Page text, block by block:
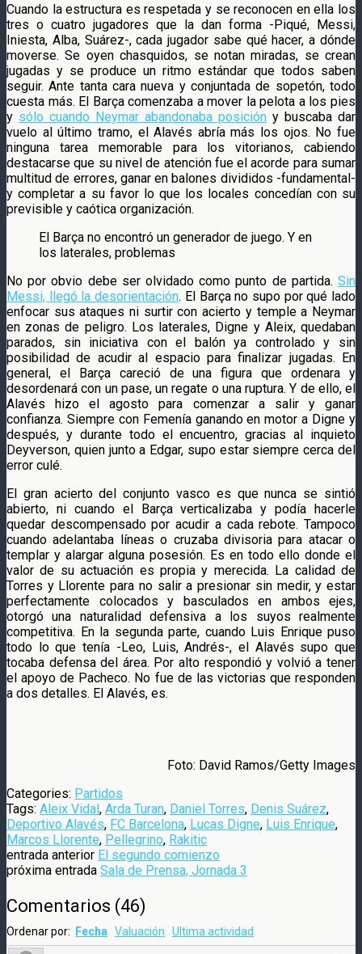
Cuando la estructura es respetada y se reconocen en ella los
tres o cuatro jugadores que la dan forma -Piqué, Messi,
Iniesta, Alba, Suárez-, cada jugador sabe qué hacer, a dónde
moverse. Se oyen chasquidos, se notan miradas, se crean
jugadas y se produce un ritmo estándar que todos saben
seguir. Ante tanta cara nueva y conjuntada de sopetón, todo
cuesta más. El Barça comenzaba a mover la pelota a los pies
y sólo cuando Neymar abandonaba posición y buscaba dar
vuelo al último tramo, el Alavés abría más los ojos. No fue
ninguna tarea memorable para los vitorianos, cabiendo
destacarse que su nivel de atención fue el acorde para sumar
multitud de errores, ganar en balones divididos -fundamental-
y completar a su favor lo que los locales concedían con su
previsible y caótica organización.
El Barça no encontró un generador de juego. Y en
los laterales, problemas
No por obvio debe ser olvidado como punto de partida. Sin
Messi, llegó la desorientación. El Barça no supo por qué lado
enfocar sus ataques ni surtir con acierto y temple a Neymar
en zonas de peligro. Los laterales, Digne y Aleix, quedaban
parados, sin iniciativa con el balón ya controlado y sin
posibilidad de acudir al espacio para finalizar jugadas. En
general, el Barça careció de una figura que ordenara y
desordenará con un pase, un regate o una ruptura. Y de ello, el
Alavés hizo el agosto para comenzar a salir y ganar
confianza. Siempre con Femenía ganando en motor a Digne y
después, y durante todo el encuentro, gracias al inquieto
Deyverson, quien junto a Edgar, supo estar siempre cerca del
error culé.
El gran acierto del conjunto vasco es que nunca se sintió
abierto, ni cuando el Barça verticalizaba y podía hacerle
quedar descompensado por acudir a cada rebote. Tampoco
cuando adelantaba líneas o cruzaba divisoria para atacar o
templar y alargar alguna posesión. Es en todo ello donde el
valor de su actuación es propia y merecida. La calidad de
Torres y Llorente para no salir a presionar sin medir, y estar
perfectamente colocados y basculados en ambos ejes,
otorgó una naturalidad defensiva a los suyos realmente
competitiva. En la segunda parte, cuando Luis Enrique puso
todo lo que tenía -Leo, Luis, Andrés-, el Alavés supo que
tocaba defensa del área. Por alto respondió y volvió a tener
el apoyo de Pacheco. No fue de las victorias que responden
a dos detalles. El Alavés, es.
Foto: David Ramos/Getty Images
Categories: Partidos
Tags: Aleix Vidal, Arda Turan, Daniel Torres, Denis Suárez,
Deportivo Alavés, FC Barcelona, Lucas Digne, Luis Enrique,
Marcos Llorente, Pellegrino, Rakitic
entrada anterior El segundo comienzo
próxima entrada Sala de Prensa, Jornada 3
Comentarios (46)
Ordenar por: Fecha Valuación Ultima actividad